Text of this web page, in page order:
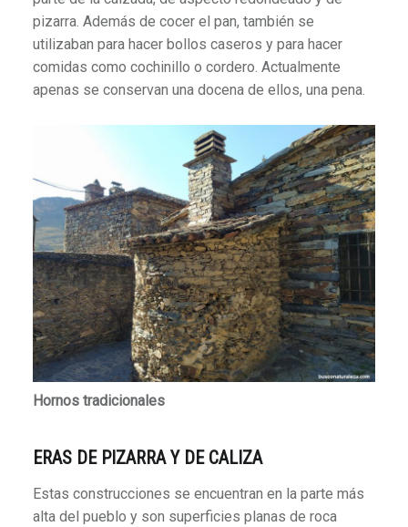
pizarra. Además de cocer el pan, también se
utilizaban para hacer bollos caseros y para hacer
comidas como cochinillo o cordero. Actualmente
apenas se conservan una docena de ellos, una pena.
Hornos tradicionales
ERAS DE PIZARRA Y DE CALIZA
Estas construcciones se encuentran en la parte más
alta del pueblo y son superficies planas de roca